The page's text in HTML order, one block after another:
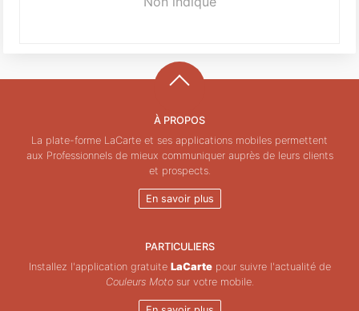
À PROPOS
La plate-forme LaCarte et ses applications mobiles permettent
aux Professionnels de mieux communiquer auprès de leurs clients
et prospects.
En savoir plus
PARTICULIERS
Installez l'application gratuite LaCartepour suivre l'actualité de
Couleurs Motosur votre mobile.